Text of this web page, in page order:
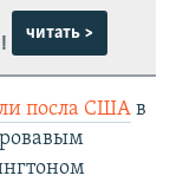
читать >
посла США в